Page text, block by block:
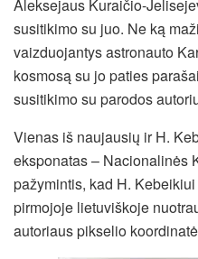
Aleksejaus Kuraičio-
susitikimo su juo. Ne ką
vaizduojantys astronauto
kosmosą su jo paties
susitikimo su parodos
Vienas iš naujausių ir H.
eksponatas – Nacionalinės
pažymintis, kad H.
pirmojoje lietuviškoje
autoriaus pikselio